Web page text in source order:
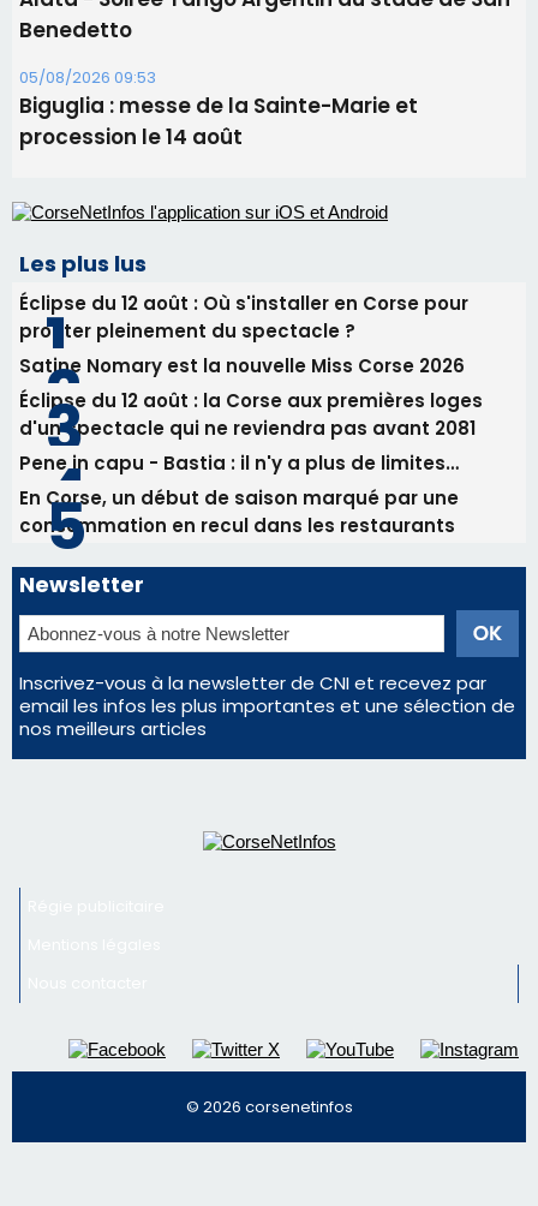
Éclipse du 12 août : Où s'installer en Corse pour
Satine Nomary est la nouvelle Miss Corse 2026
Éclipse du 12 août : la Corse aux premières loges
d'un spectacle qui ne reviendra pas avant 2081
En Corse, un début de saison marqué par une
Newsletter
Inscrivez-vous à la newsletter de CNI et recevez par
email les infos les plus importantes et une sélection de
nos meilleurs articles
Régie publicitaire
Nous contacter
© 2026 corsenetinfos